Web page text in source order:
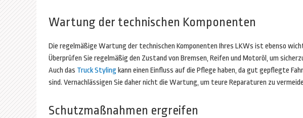
Wartung der technischen Komponenten
Die regelmäßige Wartung der technischen Komponenten Ihres LKWs ist ebenso
Überprüfen Sie regelmäßig den Zustand von Bremsen, Reifen und Motoröl, um
Auch das Truck Styling kann einen Einfluss auf die Pflege haben, da gut gepflegte
sind. Vernachlässigen Sie daher nicht die Wartung, um teure Reparaturen zu
Schutzmaßnahmen ergreifen